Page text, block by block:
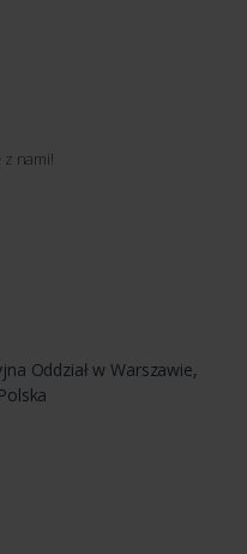
z nami!
Oddział w Warszawie,